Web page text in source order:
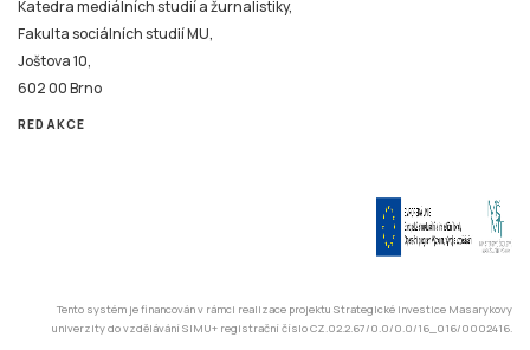
Katedra mediálních studií a žurnalistiky,
Fakulta sociálních studií MU,
Joštova 10,
602 00 Brno
REDAKCE
Tento systém je financován v rámci realizace projektu Strategické investice Masarykovy
univerzity do vzdělávání SIMU+ registrační číslo CZ.02.2.67/0.0/0.0/16_016/0002416.